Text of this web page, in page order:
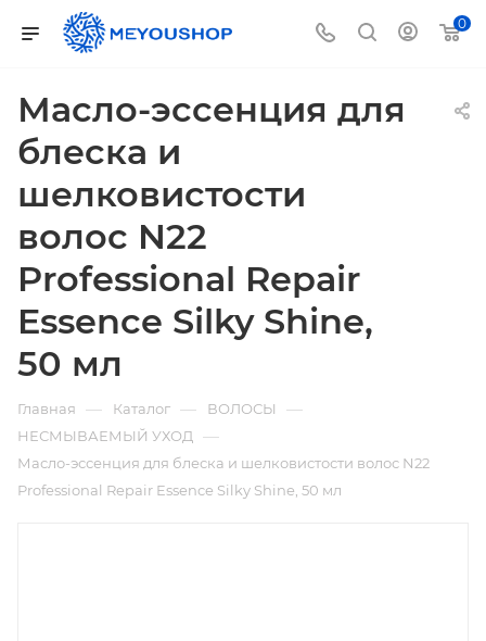
0
Масло-эссенция для
блеска и
шелковистости
волос N22
Professional Repair
Essence Silky Shine,
50 мл
Главная — Каталог — ВОЛОСЫ —
НЕСМЫВАЕМЫЙ УХОД —
Масло-эссенция для блеска и шелковистости волос N22
Professional Repair Essence Silky Shine, 50 мл